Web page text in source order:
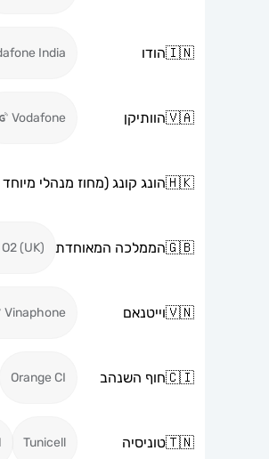
🇮🇳הודו India
🇻🇦הוותיקן Vodafone
🇭🇰הונג קונג (מחוז מנהלי
🇬🇧הממלכה המאוחדת O2 (UK)
🇻🇳וייטנאם Vinaphone
🇨🇮חוף השנהב Orange CI
🇹🇳טוניסיה Tunicell